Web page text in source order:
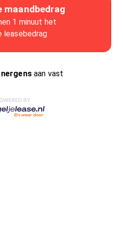
maandbedrag
1 minuut het
leasebedrag
nergensaan vast